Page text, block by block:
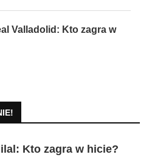
Valladolid: Kto zagra w
Kto zagra w hicie?